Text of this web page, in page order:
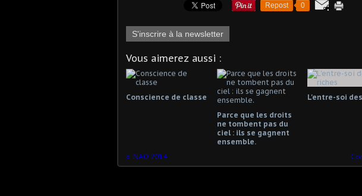
Repost 0
S'inscrire à la newsletter
Vous aimerez aussi :
Conscience de classe
Parce que les droits
ne tombent pas du
ciel : ils se gagnent
ensemble.
L'entre-soi
NAO 2014